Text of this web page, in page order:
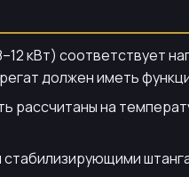
кВт) соответствует
должен иметь
рассчитаны на